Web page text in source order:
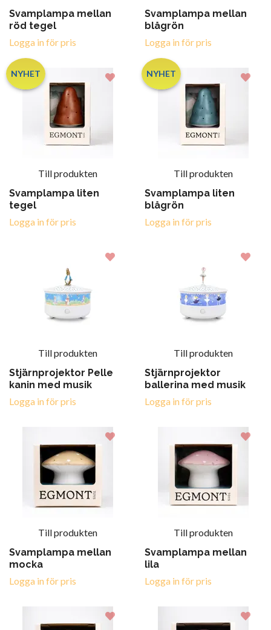
Svamplampa mellan
röd tegel
Logga in för pris
Svamplampa mellan
blågrön
Logga in för pris
NYHET
Till produkten
Svamplampa liten
tegel
Logga in för pris
NYHET
Till produkten
Svamplampa liten
blågrön
Logga in för pris
Till produkten
Stjärnprojektor Pelle
kanin med musik
Logga in för pris
Till produkten
Stjärnprojektor
ballerina med musik
Logga in för pris
Till produkten
Svamplampa mellan
mocka
Logga in för pris
Till produkten
Svamplampa mellan
lila
Logga in för pris